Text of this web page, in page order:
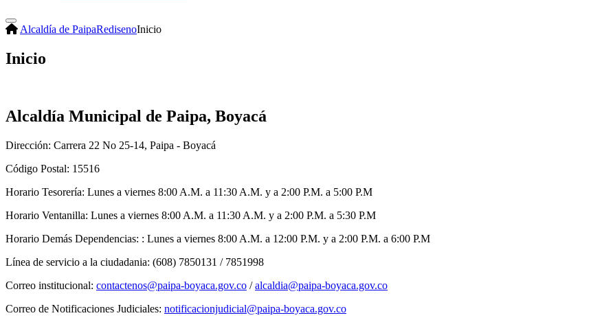
Alcaldía de PaipaRedisenoInicio
Inicio
Alcaldía Municipal de Paipa, Boyacá
Dirección: Carrera 22 No 25-14, Paipa - Boyacá
Código Postal: 15516
Horario Tesorería: Lunes a viernes 8:00 A.M. a 11:30 A.M. y a 2:00 P.M. a 5:00 P.M
Horario Ventanilla: Lunes a viernes 8:00 A.M. a 11:30 A.M. y a 2:00 P.M. a 5:30 P.M
Horario Demás Dependencias: : Lunes a viernes 8:00 A.M. a 12:00 P.M. y a 2:00 P.M. a 6:00 P.M
Línea de servicio a la ciudadania: (608) 7850131 / 7851998
Correo institucional: contactenos@paipa-boyaca.gov.co /alcaldia@paipa-boyaca.gov.co
Correo de Notificaciones Judiciales: notificacionjudicial@paipa-boyaca.gov.co